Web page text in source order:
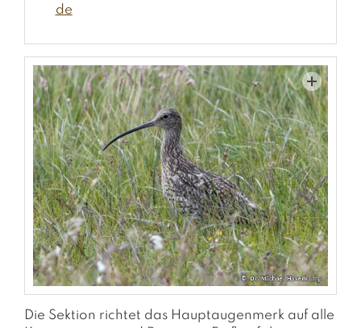
d
Die Sektion richtet das Hauptaugenmerk auf alle